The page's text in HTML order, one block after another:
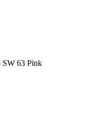
63 Pink